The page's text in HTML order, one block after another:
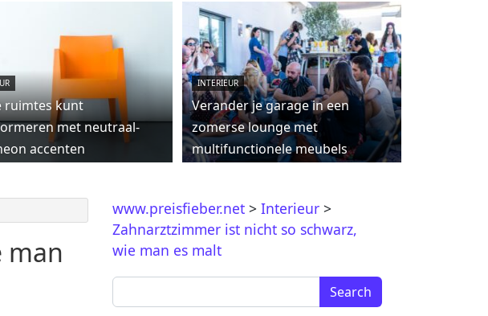
ruimtes kunt
met neutraal-
accenten
INTERIEUR
Verander je garage in een
zomerse lounge met
multifunctionele meubels
man
www.preisfieber.net > Interieur >
Zahnarztzimmer ist nicht so schwarz,
wie man es malt
Search for: